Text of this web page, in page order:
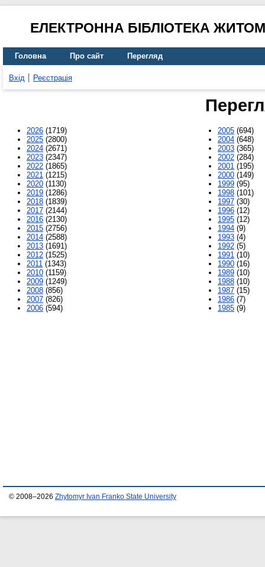
ЕЛЕКТРОННА БІБЛІОТЕКА
Головна Про сайт Перегляд
Вхід Реєстрація
2026 (1719)
2025 (2800)
2024 (2671)
2023 (2347)
2022 (1865)
2021 (1215)
2020 (1130)
2019 (1286)
2018 (1839)
2017 (2144)
2016 (2130)
2015 (2756)
2014 (2588)
2013 (1691)
2012 (1525)
2011 (1343)
2010 (1159)
2009 (1249)
2008 (856)
2007 (826)
2006 (594)
2005 (694)
2004 (648)
2003 (365)
2002 (284)
2001 (195)
2000 (149)
1999 (95)
1998 (101)
1997 (30)
1996 (12)
1995 (12)
1994 (9)
1993 (4)
1992 (5)
1991 (10)
1990 (16)
1989 (10)
1988 (10)
1987 (15)
1986 (7)
1985 (9)
© 2008–2026 Zhytomyr Ivan Franko State University